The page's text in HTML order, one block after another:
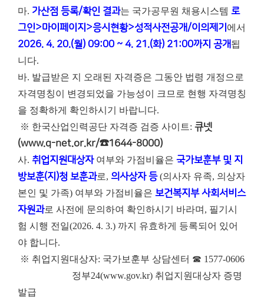
마. 가산점 등록/확인 결과는 국가공무원 채용시스템 로
그인>마이페이지>응시현황>성적사전공개/이의제기 에서
2026. 4. 20.(월) 09:00 ~ 4. 21.(화) 21:00까지 공개됩
니다.
바. 발급받은 지 오래된 자격증은 그동안 법령 개정으로
자격명칭이 변경되었을 가능성이 크므로 현행 자격명칭
을 정확하게 확인하시기 바랍니다.
※ 한국산업인력공단 자격증 검증 사이트: 큐넷
(www.q-net.or.kr/☎1644-8000)
사. 취업지원대상자여부와 가점비율은 국가보훈부 및 지
방보훈(지)청 보훈과로, 의사상자 등(의사자 유족, 의상자
본인 및 가족) 여부와 가점비율은 보건복지부 사회서비스
자원과로 사전에 문의하여 확인하시기 바라며, 필기시
험 시행 전일(2026. 4. 3.) 까지 유효하게 등록되어 있어
야 합니다.
※ 취업지원대상자: 국가보훈부 상담센터 ☎ 1577-0606
정부24(www.gov.kr) 취업지원대상자 증명
발급